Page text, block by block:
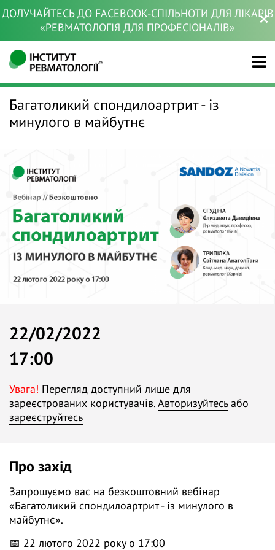
ДОЛУЧАЙТЕСЬ ДО FACEBOOK-СПІЛЬНОТИ ДЛЯ ЛІКАРІВ
«РЕВМАТОЛОГІЯ ДЛЯ ПРОФЕСІОНАЛІВ»
Багатоликий спондилоартрит - із
минулого в майбутнє
22/02/2022
17:00
Увага! Перегляд доступний лише для
зареєстрованих користувачів.Авторизуйтесьабо
зареєструйтесь
Про захід
Запрошуємо вас на безкоштовний вебінар
«Багатоликий спондилоартрит - із минулого в
майбутнє».
📅 22 лютого 2022 року о 17:00